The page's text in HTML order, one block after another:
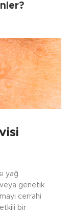
yağ
genetik
cerrahi
bir